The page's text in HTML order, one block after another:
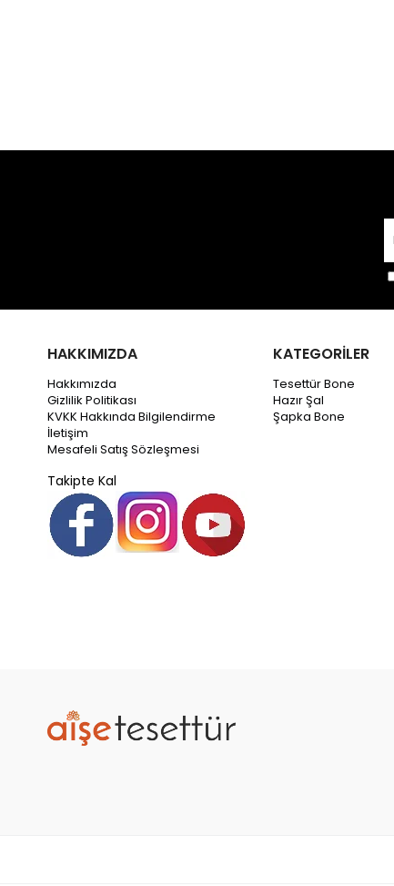
HAKKIMIZDA
Hakkımızda
Gizlilik Politikası
KVKK Hakkında Bilgilendirme
İletişim
Mesafeli Satış Sözleşmesi
Takipte Kal
KATEGORİLER
Tesettür Bone
Hazır Şal
Şapka Bone